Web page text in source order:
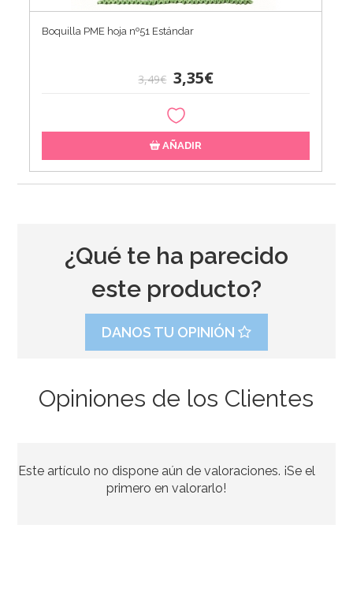
Boquilla PME hoja nº51 Estándar
3,49€ 3,35€
AÑADIR
19,95€
¿Qué te ha parecido
este producto?
DANOS TU OPINIÓN
Opiniones de los Clientes
Este artículo no dispone aún de valoraciones. ¡Se el
primero en valorarlo!